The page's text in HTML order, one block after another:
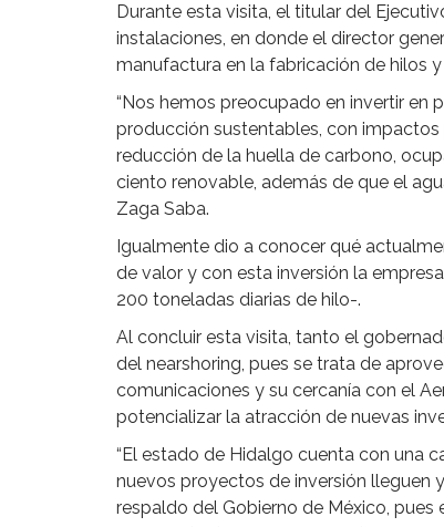
Durante esta visita, el titular del
instalaciones, en donde el director
manufactura en la fabricación de hilos
“Nos hemos preocupado en invertir
producción sustentables, con
reducción de la huella de carbono,
ciento renovable, además de que el
Zaga Saba.
Igualmente dio a conocer qué
de valor y con esta inversión la
200 toneladas diarias de hilo-.
Al concluir esta visita, tanto el
del nearshoring, pues se trata de
comunicaciones y su cercanía con el
potencializar la atracción de nuevas
“El estado de Hidalgo cuenta con una
nuevos proyectos de inversión lleguen
respaldo del Gobierno de México, pues